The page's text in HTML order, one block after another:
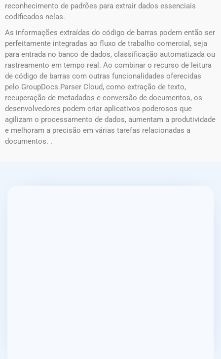
reconhecimento de padrões para extrair dados essenciais
codificados nelas.
As informações extraídas do código de barras podem então ser
perfeitamente integradas ao fluxo de trabalho comercial, seja
para entrada no banco de dados, classificação automatizada ou
rastreamento em tempo real. Ao combinar o recurso de leitura
de código de barras com outras funcionalidades oferecidas
pelo GroupDocs.Parser Cloud, como extração de texto,
recuperação de metadados e conversão de documentos, os
desenvolvedores podem criar aplicativos poderosos que
agilizam o processamento de dados, aumentam a produtividade
e melhoram a precisão em várias tarefas relacionadas a
documentos. .